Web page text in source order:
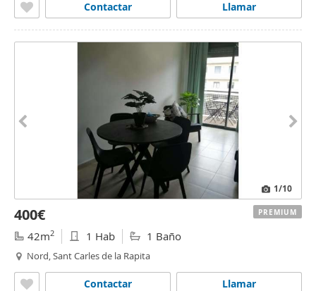
Llamar
Contactar
1/10
400€
42m2 1 Hab 1 Baño
Nord, Sant Carles de la Rapita
Llamar
Contactar
PREMIUM